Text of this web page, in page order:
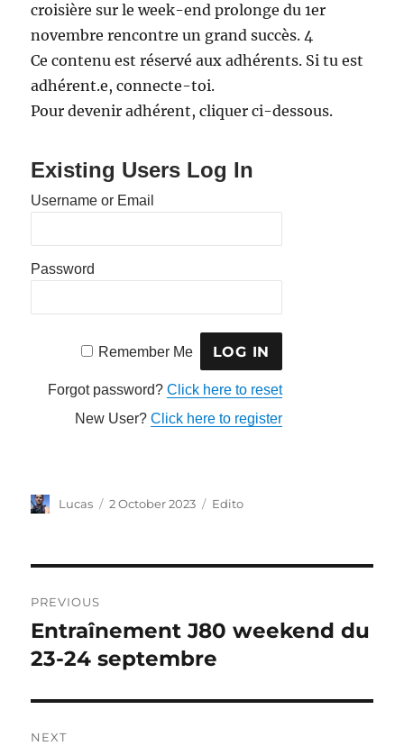
croisière sur le week-end prolonge du 1er
novembre rencontre un grand succès. 4
Ce contenu est réservé aux adhérents. Si tu est
adhérent.e, connecte-toi.
Pour devenir adhérent, cliquer ci-dessous.
Existing Users Log In
Username or Email
Password
Remember Me
Forgot password?Click here to reset
New User?Click here to register
Lucas 2 October 2023 Edito
PREVIOUS
Entraînement J80 weekend du
23-24 septembre
NEXT